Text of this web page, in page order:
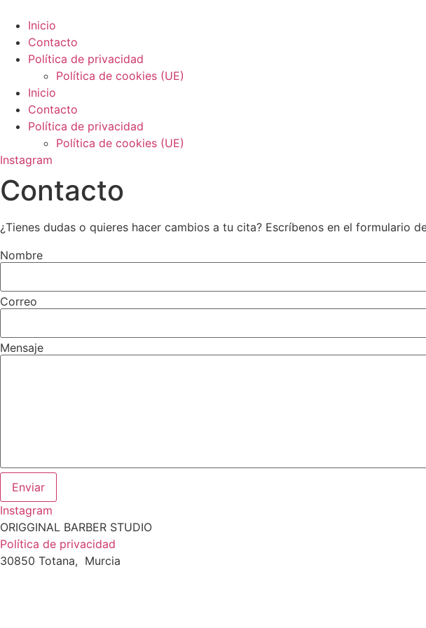
contenido
Inicio
Contacto
Política de privacidad
Política de cookies (UE)
Inicio
Contacto
Política de privacidad
Política de cookies (UE)
Instagram
Contacto
¿Tienes dudas o quieres hacer cambios a tu cita? Escríbenos en el formulario
Nombre
Correo
Mensaje
Enviar
Instagram
ORIGGINAL BARBER STUDIO
Política de privacidad
30850 Totana, Murcia